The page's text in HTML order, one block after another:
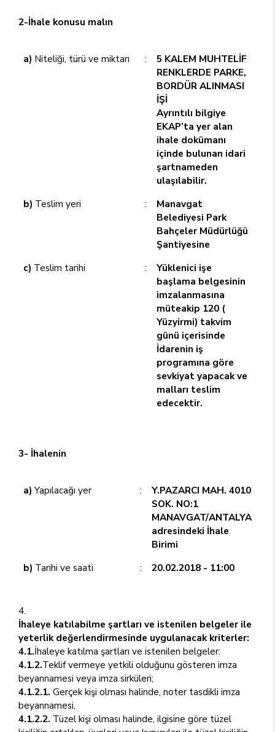
2-İhale konusu malın
a) Niteliği, türü ve miktarı :
5 KALEM MUHTELİF
RENKLERDE PARKE,
BORDÜR ALINMASI
İŞİ
Ayrıntılı bilgiye
EKAP’ta yer alan
ihale dokümanı
içinde bulunan idari
şartnameden
ulaşılabilir.
b) Teslim yeri :
Manavgat
Belediyesi Park
Bahçeler Müdürlüğü
Şantiyesine
c) Teslim tarihi :
Yüklenici işe
başlama belgesinin
imzalanmasına
müteakip 120 (
Yüzyirmi) takvim
günü içerisinde
İdarenin iş
programına göre
sevkiyat yapacak ve
malları teslim
edecektir.
3- İhalenin
a)Yapılacağı yer :
Y.PAZARCI MAH. 4010
SOK. NO:1
MANAVGAT/ANTALYA
adresindeki İhale
Birimi
b) Tarihi ve saati : 20.02.2018 - 11:00
İhaleye katılabilme şartları ve istenilen belgeler ile
yeterlik değerlendirmesinde uygulanacak kriterler:
4.1.İhaleye katılma şartları ve istenilen belgeler:
4.1.2.Teklif vermeye yetkili olduğunu gösteren imza
beyannamesi veya imza sirküleri;
4.1.2.1. Gerçek kişi olması halinde, noter tasdikli imza
beyannamesi,
4.1.2.2. Tüzel kişi olması halinde, ilgisine göre tüzel